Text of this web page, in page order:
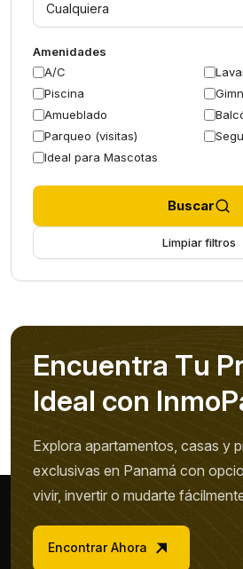
Cualquiera
Amenidades
A/C
Piscina
Amueblado
Parqueo (visitas)
Ideal para Mascotas
Buscar
Limpiar filtros
Encuentra Tu Pr
Ideal con InmoP
Explora apartamentos, casas y
exclusivas en Panamá con
vivir, invertir o mudarte
Encontrar Ahora